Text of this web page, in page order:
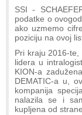
SSI -
podatke o
ako uzmemo
poziciju na ovoj
Pri kraju 2016-
lidera u
KION-a
DEMATIC-a u,
kompanija
nalazila se i
kupljena od